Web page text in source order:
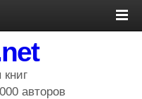
книг
авторов